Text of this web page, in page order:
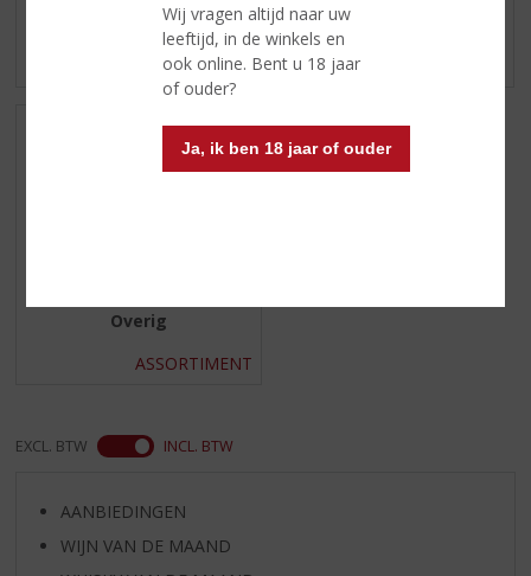
Wij vragen altijd naar uw
leeftijd, in de winkels en
ook online. Bent u 18 jaar
of ouder?
Ja, ik ben 18 jaar of ouder
Vruchtendrank
ASSORTIMENT
Wodka (en varianten)
Overig
ASSORTIMENT
EXCL. BTW INCL. BTW
AANBIEDINGEN
WIJN VAN DE MAAND